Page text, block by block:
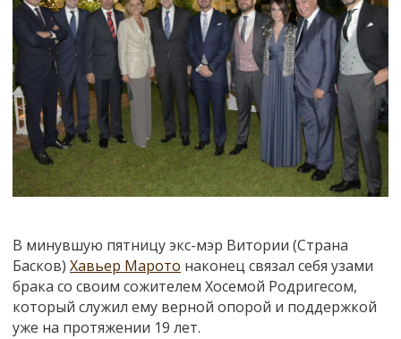
В минувшую пятницу экс-мэр Витории (Страна
Басков) Хавьер Марото наконец связал себя узами
брака со своим сожителем Хосемой Родригесом,
который служил ему верной опорой и поддержкой
уже на протяжении 19 лет.